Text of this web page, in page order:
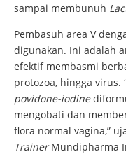
sampai membunuh
Pembasuh area V
digunakan. Ini adalah
efektif membasmi
protozoa, hingga virus.
povidone-iodine
mengobati dan
flora normal vagina,”
TrainerMundipharma